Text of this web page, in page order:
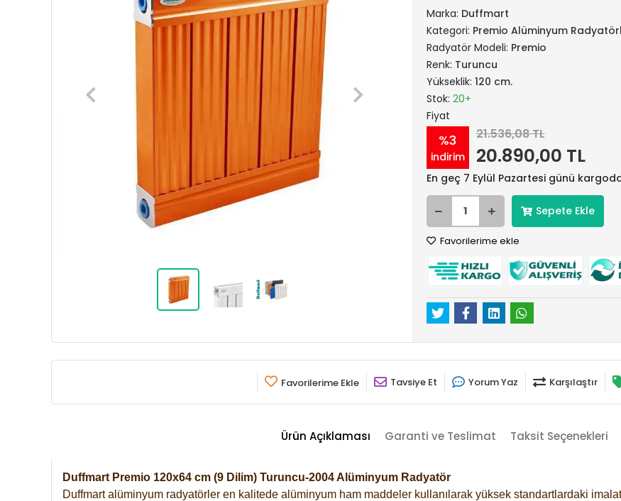
Marka: Duffmart
Kategori: Premio Alüminyum
Radyatör Modeli: Premio
Renk: Turuncu
Yükseklik: 120 cm.
Stok: 20+
Fiyat
%3
indirim
21.536,08 TL
20.890,00 TL
En geç 7 Eylül Pazartesi günü
Sepete Ekle
Favorilerime ekle
Favorilerime Ekle Tavsiye Et Yorum Yaz Karşılaştır
Ürün Açıklaması Garanti ve Teslimat Taksit Seçenekleri
Duffmart Premio 120x64 cm (9 Dilim) Turuncu-2004 Alüminyum Radyatör
Duffmart alüminyum radyatörler en kalitede alüminyum ham maddeler kullanılarak yüksek standartlardaki